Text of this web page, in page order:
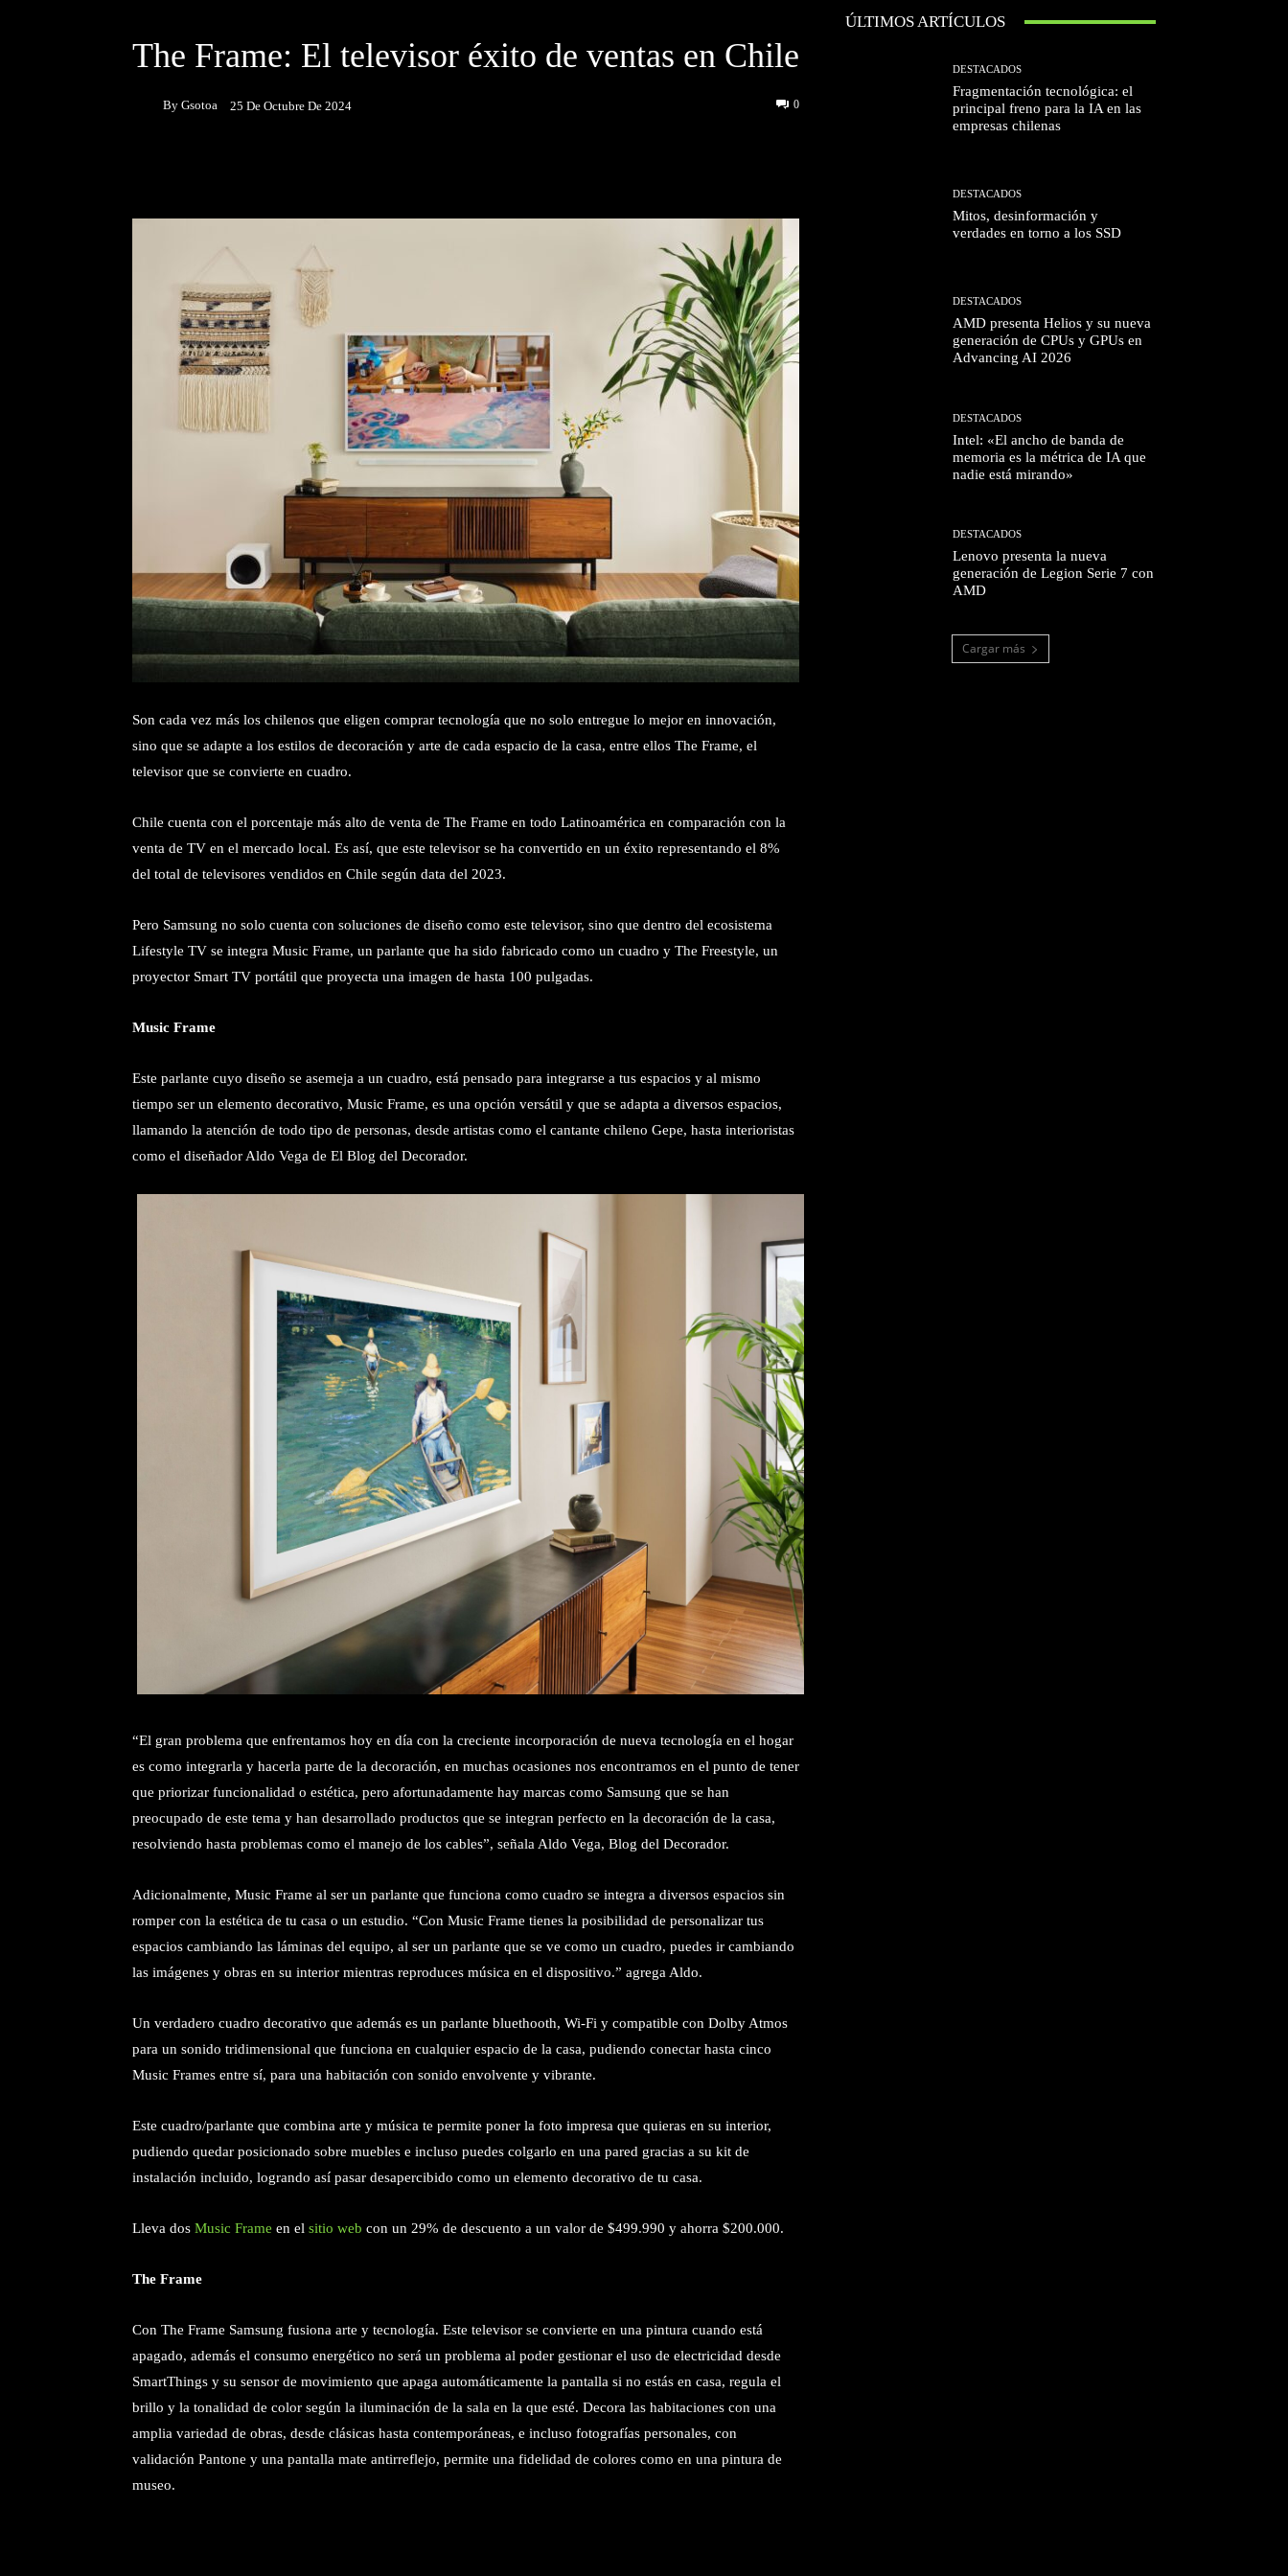
The Frame: El televisor éxito de ventas en Chile
By Gsotoa 25 De Octubre De 2024 0
Son cada vez más los chilenos que eligen comprar tecnología que no solo entregue lo mejor en innovación,
sino que se adapte a los estilos de decoración y arte de cada espacio de la casa, entre ellos The Frame, el
televisor que se convierte en cuadro.
Chile cuenta con el porcentaje más alto de venta de The Frame en todo Latinoamérica en comparación con la
venta de TV en el mercado local. Es así, que este televisor se ha convertido en un éxito representando el 8%
del total de televisores vendidos en Chile según data del 2023.
Pero Samsung no solo cuenta con soluciones de diseño como este televisor, sino que dentro del ecosistema
Lifestyle TV se integra Music Frame, un parlante que ha sido fabricado como un cuadro y The Freestyle, un
proyector Smart TV portátil que proyecta una imagen de hasta 100 pulgadas.
Music Frame
Este parlante cuyo diseño se asemeja a un cuadro, está pensado para integrarse a tus espacios y al mismo
tiempo ser un elemento decorativo, Music Frame, es una opción versátil y que se adapta a diversos espacios,
llamando la atención de todo tipo de personas, desde artistas como el cantante chileno Gepe, hasta interioristas
como el diseñador Aldo Vega de El Blog del Decorador.
“El gran problema que enfrentamos hoy en día con la creciente incorporación de nueva tecnología en el hogar
es como integrarla y hacerla parte de la decoración, en muchas ocasiones nos encontramos en el punto de tener
que priorizar funcionalidad o estética, pero afortunadamente hay marcas como Samsung que se han
preocupado de este tema y han desarrollado productos que se integran perfecto en la decoración de la casa,
resolviendo hasta problemas como el manejo de los cables”, señala Aldo Vega, Blog del Decorador.
Adicionalmente, Music Frame al ser un parlante que funciona como cuadro se integra a diversos espacios sin
romper con la estética de tu casa o un estudio. “Con Music Frame tienes la posibilidad de personalizar tus
espacios cambiando las láminas del equipo, al ser un parlante que se ve como un cuadro, puedes ir cambiando
las imágenes y obras en su interior mientras reproduces música en el dispositivo.” agrega Aldo.
Un verdadero cuadro decorativo que además es un parlante bluethooth, Wi-Fi y compatible con Dolby Atmos
para un sonido tridimensional que funciona en cualquier espacio de la casa, pudiendo conectar hasta cinco
Music Frames entre sí, para una habitación con sonido envolvente y vibrante.
Este cuadro/parlante que combina arte y música te permite poner la foto impresa que quieras en su interior,
pudiendo quedar posicionado sobre muebles e incluso puedes colgarlo en una pared gracias a su kit de
instalación incluido, logrando así pasar desapercibido como un elemento decorativo de tu casa.
Lleva dos Music Frame en el sitio web con un 29% de descuento a un valor de $499.990 y ahorra $200.000.
The Frame
Con The Frame Samsung fusiona arte y tecnología. Este televisor se convierte en una pintura cuando está
apagado, además el consumo energético no será un problema al poder gestionar el uso de electricidad desde
SmartThings y su sensor de movimiento que apaga automáticamente la pantalla si no estás en casa, regula el
brillo y la tonalidad de color según la iluminación de la sala en la que esté. Decora las habitaciones con una
amplia variedad de obras, desde clásicas hasta contemporáneas, e incluso fotografías personales, con
validación Pantone y una pantalla mate antirreflejo, permite una fidelidad de colores como en una pintura de
museo.
ÚLTIMOS ARTÍCULOS
DESTACADOS
Fragmentación tecnológica: el
principal freno para la IA en las
empresas chilenas
DESTACADOS
Mitos, desinformación y
verdades en torno a los SSD
DESTACADOS
AMD presenta Helios y su nueva
generación de CPUs y GPUs en
Advancing AI 2026
DESTACADOS
Intel: «El ancho de banda de
memoria es la métrica de IA que
nadie está mirando»
DESTACADOS
Lenovo presenta la nueva
generación de Legion Serie 7 con
AMD
Cargar más